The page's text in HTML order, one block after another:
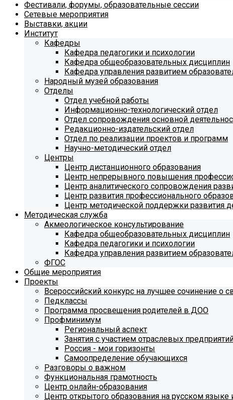
Фестивали, форумы, образовательные сессии
Сетевые мероприятия
Выставки, акции
Институт
Кафедры
Кафедра педагогики и психологии
Кафедра общеобразовательных дисциплин
Кафедра управления развитием
Народный музей образования
Отделы
Отдел учебной работы
Информационно-технологический отдел
Отдел сопровождения основной
Редакционно-издательский отдел
Отдел по реализации проектов и программ
Научно-методический отдел
Центры
Центр дистанционного образования
Центр непрерывного повышения
Центр аналитического сопровождения
Центр развития профессионального
Центр методической поддержки развития
Методическая служба
Акмеологическое консультирование
Кафедра общеобразовательных дисциплин
Кафедра педагогики и психологии
Кафедра управления развитием
ФГОС
Общие мероприятия
Проекты
Всероссийский конкурс на лучшее сочинение о
Педклассы
Программа просвещения родителей в ДОО
Профминимум
Региональный аспект
Занятия с участием отраслевых
Россия - мои горизонты
Самоопределение обучающихся
Разговоры о важном
Функциональная грамотность
Центр онлайн-образования
Центр открытого образования на русском языке